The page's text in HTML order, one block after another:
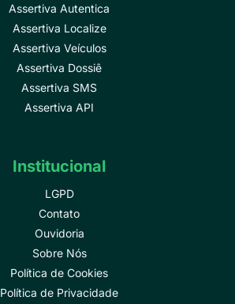
Assertiva Autentica
Assertiva Localize
Assertiva Veículos
Assertiva Dossiê
Assertiva SMS
Assertiva API
Institucional
LGPD
Contato
Ouvidoria
Sobre Nós
Política de Cookies
Política de Privacidade